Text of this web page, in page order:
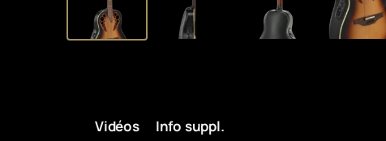
Vidéos Info suppl.